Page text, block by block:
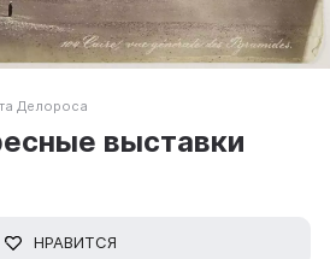
Делороса
выставки
НРАВИТСЯ